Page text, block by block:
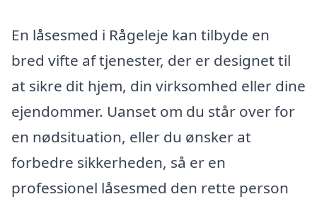
En låsesmed i Rågeleje kan tilbyde en
bred vifte af tjenester, der er designet til
at sikre dit hjem, din virksomhed eller dine
ejendommer. Uanset om du står over for
en nødsituation, eller du ønsker at
forbedre sikkerheden, så er en
professionel låsesmed den rette person